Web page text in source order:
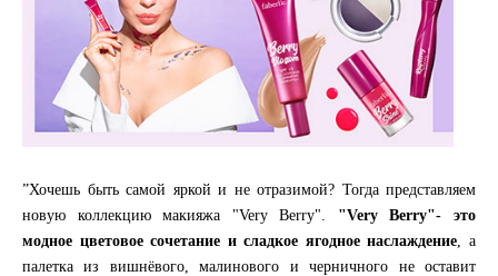
”Хочешь быть самой яркой и не отразимой? Тогда представляем
новую коллекцию макияжа "Very Berry". "Very Berry"- это
модное цветовое сочетание и сладкое ягодное наслаждение , а
палетка из вишнёвого, малинового и черничного не оставит